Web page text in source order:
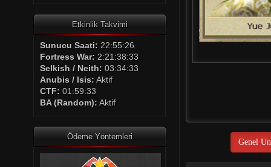
Etkinlik Takvimi
Sunucu Saati: 22:55:26
Fortress War: 2:21:38:33
Selkish / Neith: 03:34:33
Anubis / Isis: Aktif
CTF: 01:59:33
BA (Random): Aktif
Ödeme Yöntemleri
Genel